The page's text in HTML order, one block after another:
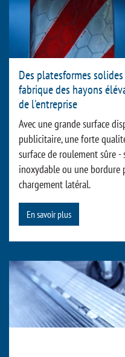
Des platesformes
fabrique des hayons
de l'entreprise
Avec une grande surface
publicitaire, une forte
surface de roulement sûre -
inoxydable ou une bordure
chargement latéral.
En savoir plus